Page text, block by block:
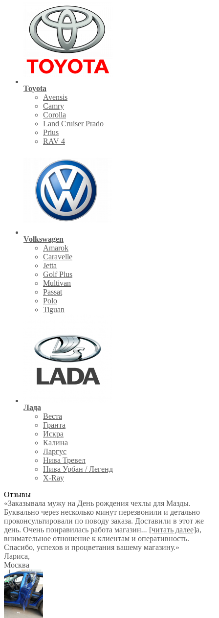
Toyota
Avensis
Camry
Corolla
Land Cruiser Prado
Prius
RAV 4
Volkswagen
Amarok
Caravelle
Jetta
Golf Plus
Multivan
Passat
Polo
Tiguan
Лада
Веста
Гранта
Искра
Калина
Ларгус
Нива Тревел
Нива Урбан / Легенд
X-Ray
Отзывы
«Заказывала мужу на День рождения чехлы для Мазды.
Буквально через несколько минут перезвонили и детально
проконсультировали по поводу заказа. Доставили в этот же
день. Очень понравилась работа магазин... [читать далее]а,
внимательное отношение к клиентам и оперативность.
Спасибо, успехов и процветания вашему магазину.»
Лариса,
Москва